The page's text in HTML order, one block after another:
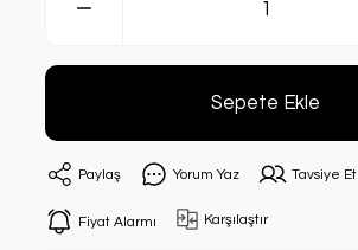
Sepete Ekle
Paylaş Yorum Yaz Tavsiye Et
Fiyat Alarmı Karşılaştır